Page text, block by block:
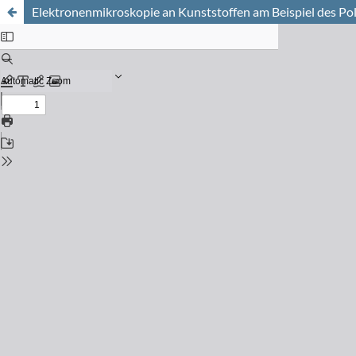
Elektronenmikroskopie an Kunststoffen am Beispiel des